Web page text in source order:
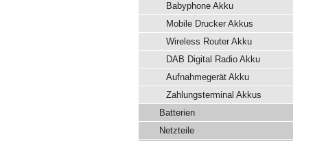
Babyphone Akku
Mobile Drucker Akkus
Wireless Router Akku
DAB Digital Radio Akku
Aufnahmegerät Akku
Zahlungsterminal Akkus
Batterien
Netzteile